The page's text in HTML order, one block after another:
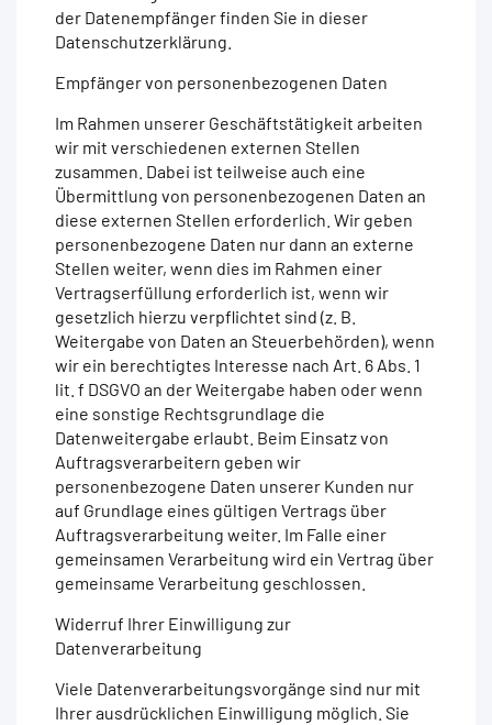
der Datenempfänger finden Sie in dieser
Datenschutzerklärung.
Empfänger von personenbezogenen Daten
Im Rahmen unserer Geschäftstätigkeit arbeiten
wir mit verschiedenen externen Stellen
zusammen. Dabei ist teilweise auch eine
Übermittlung von personenbezogenen Daten an
diese externen Stellen erforderlich. Wir geben
personenbezogene Daten nur dann an externe
Stellen weiter, wenn dies im Rahmen einer
Vertragserfüllung erforderlich ist, wenn wir
gesetzlich hierzu verpflichtet sind (z. B.
Weitergabe von Daten an Steuerbehörden), wenn
wir ein berechtigtes Interesse nach Art. 6 Abs. 1
lit. f DSGVO an der Weitergabe haben oder wenn
eine sonstige Rechtsgrundlage die
Datenweitergabe erlaubt. Beim Einsatz von
Auftragsverarbeitern geben wir
personenbezogene Daten unserer Kunden nur
auf Grundlage eines gültigen Vertrags über
Auftragsverarbeitung weiter. Im Falle einer
gemeinsamen Verarbeitung wird ein Vertrag über
gemeinsame Verarbeitung geschlossen.
Widerruf Ihrer Einwilligung zur
Datenverarbeitung
Viele Datenverarbeitungsvorgänge sind nur mit
Ihrer ausdrücklichen Einwilligung möglich. Sie